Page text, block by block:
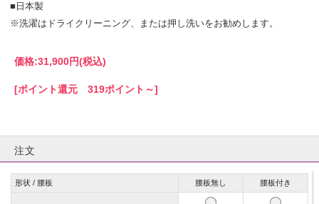
■日本製
※洗濯はドライクリーニング、または押し洗いをお勧めします。
価格:31,900円(税込)
[ポイント還元 319ポイント～]
注文
形状 / 腰板 腰板無し 腰板付き